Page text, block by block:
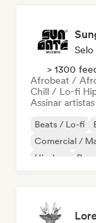
Selo
> 1300
Afrobeat /
Chill / Lo-fi
Assinar
Beats / Lo-fi
Comercial /
Hip-hop
Pop